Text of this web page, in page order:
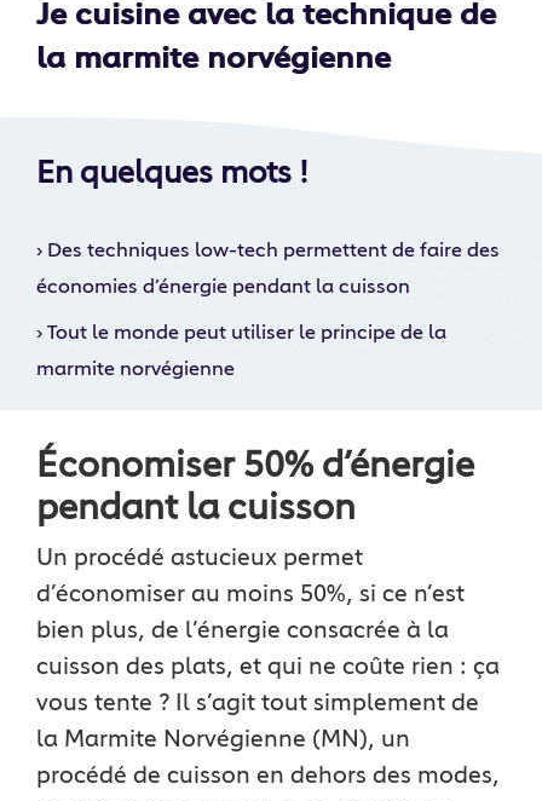
Je cuisine avec la technique de
la marmite norvégienne
En quelques mots !
› Des techniques low-tech permettent de faire des
économies d’énergie pendant la cuisson
› Tout le monde peut utiliser le principe de la
marmite norvégienne
Économiser 50% d’énergie
pendant la cuisson
Un procédé astucieux permet
d’économiser au moins 50%, si ce n’est
bien plus, de l’énergie consacrée à la
cuisson des plats, et qui ne coûte rien : ça
vous tente ? Il s’agit tout simplement de
la Marmite Norvégienne (MN), un
procédé de cuisson en dehors des modes,